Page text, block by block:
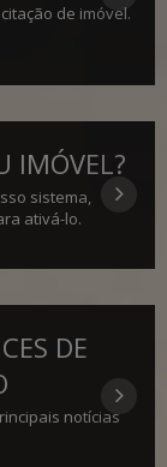
de imóvel.
IMÓVEL?
sistema,
ativá-lo.
DE
notícias